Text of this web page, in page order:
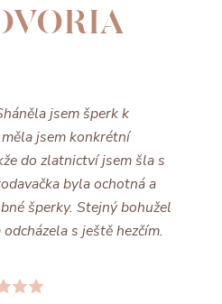
jsem šperk k
jsem konkrétní
do zlatnictví jsem šla s
byla ochotná a
šperky. Stejný bohužel
s ještě hezčím.